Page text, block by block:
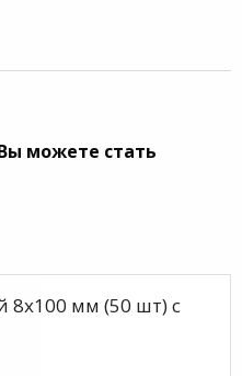
можете стать
8х100 мм (50 шт) с